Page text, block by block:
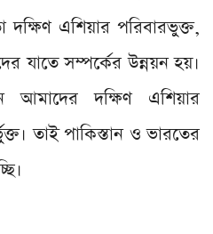
এশিয়ার পরিবারভুক্ত,
যাতে সম্পর্কের উন্নয়ন হয়।
আমাদের দক্ষিণ এশিয়ার
তাই পাকিস্তান ও ভারতের